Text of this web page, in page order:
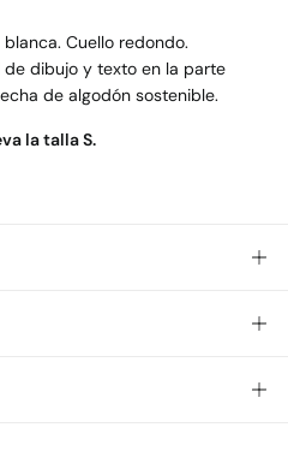
Cuello redondo.
dibujo y texto en la parte
de algodón sostenible.
la talla S.